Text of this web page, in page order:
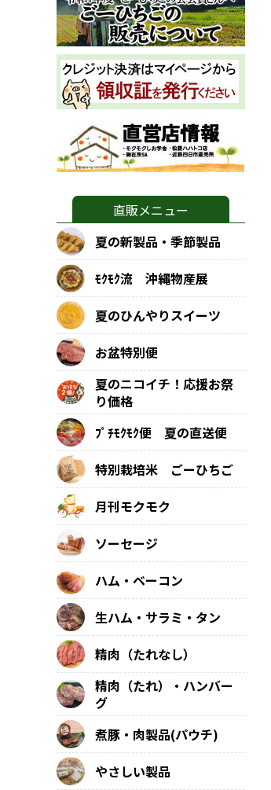
直販メニュー
夏の新製品・季節製品
ﾓｸﾓｸ流 沖縄物産展
夏のひんやりスイーツ
お盆特別便
夏のニコイチ！応援お祭
り価格
ﾌﾟﾁﾓｸﾓｸ便 夏の直送便
特別栽培米 ごーひちご
月刊モクモク
ソーセージ
ハム・ベーコン
生ハム・サラミ・タン
精肉（たれなし）
精肉（たれ）・ハンバー
グ
煮豚・肉製品(パウチ)
やさしい製品